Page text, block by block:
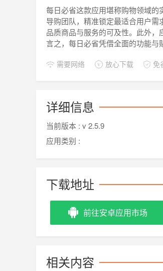
每日必省这款应用堪称购物领域
导购团队，精准锁定最适合用户
品质商品与服务的可及性。此外
言之，每日必省凭借全面的功能与
需要网络 放心下载 免
详细信息
当前版本 : v 2.5.9
应用类别 :
下载地址
前往安卓应用市场
相关内容